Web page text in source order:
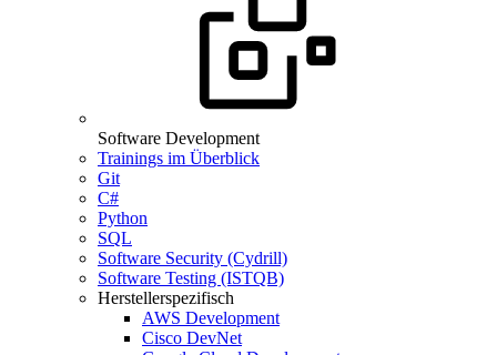
Software Development
Trainings im Überblick
Git
C#
Python
SQL
Software Security (Cydrill)
Software Testing (ISTQB)
Herstellerspezifisch
AWS Development
Cisco DevNet